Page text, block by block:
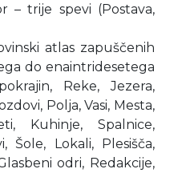
– trije spevi (Postava,
atlas zapuščenih
do enaintridesetega
Reke, Jezera,
Polja, Vasi, Mesta,
Kuhinje, Spalnice,
Šole, Lokali, Plesišča,
odri, Redakcije,